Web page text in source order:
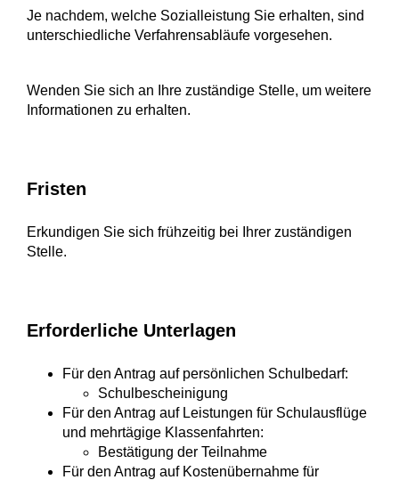
Je nachdem, welche Sozialleistung Sie erhalten, sind
unterschiedliche Verfahrensabläufe vorgesehen.
Wenden Sie sich an Ihre zuständige Stelle, um weitere
Informationen zu erhalten.
Fristen
Erkundigen Sie sich frühzeitig bei Ihrer zuständigen
Stelle.
Erforderliche Unterlagen
Für den Antrag auf persönlichen Schulbedarf:
Schulbescheinigung
Für den Antrag auf Leistungen für Schulausflüge
und mehrtägige Klassenfahrten:
Bestätigung der Teilnahme
Für den Antrag auf Kostenübernahme für